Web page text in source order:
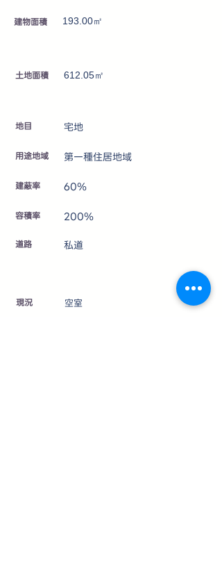
建物面積 193.00㎡
土地面積 612.05㎡
地目 宅地
用途地域 第一種住居地域
建蔽率 60％
容積率 200％
道路 私道
​現況 空室